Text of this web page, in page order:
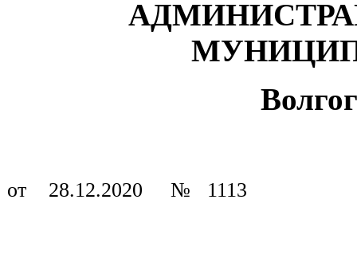
от 28.12.2020 № 1113